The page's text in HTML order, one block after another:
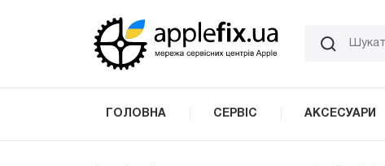
ГОЛОВНА СЕРВІС АКСЕСУАРИ